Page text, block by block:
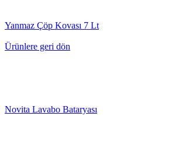
Yanmaz Çöp Kovası 7 Lt
Ürünlere geri dön
Novita Lavabo Bataryası